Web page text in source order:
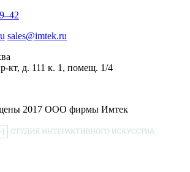
sales@imtek.ru
кт, д. 111 к. 1, помещ. 1/4
2017 ООО фирмы Имтек